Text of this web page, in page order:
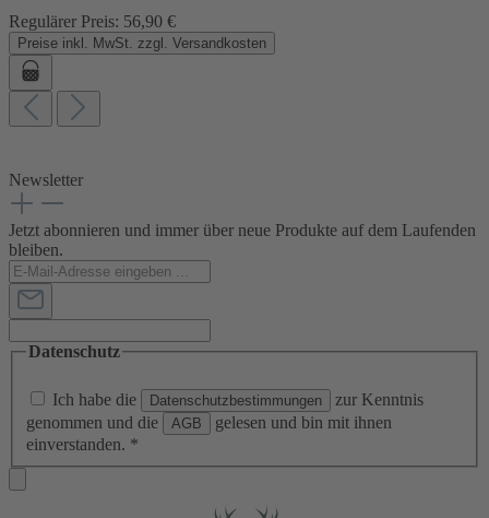
Regulärer Preis: 56,90 €
Preise inkl. MwSt. zzgl. Versandkosten
Newsletter
Jetzt abonnieren und immer über neue Produkte auf dem Laufenden
bleiben.
Datenschutz
Ich habe die Datenschutzbestimmungen
zur Kenntnis
genommen und die
AGB
gelesen und bin mit ihnen
einverstanden. *